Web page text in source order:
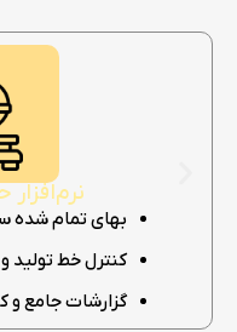
بهای تمام شده
کنترل خط تولید
گزارشات جامع و